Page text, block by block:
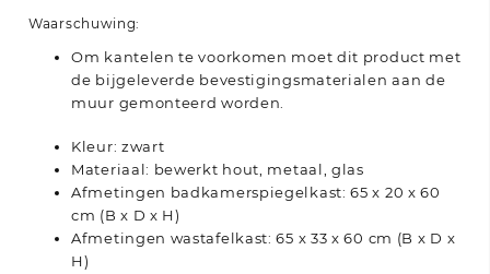
Waarschuwing:
Om kantelen te voorkomen moet dit product met
de bijgeleverde bevestigingsmaterialen aan de
muur gemonteerd worden.
Kleur: zwart
Materiaal: bewerkt hout, metaal, glas
Afmetingen badkamerspiegelkast: 65 x 20 x 60
cm (B x D x H)
Afmetingen wastafelkast: 65 x 33 x 60 cm (B x D x
H)